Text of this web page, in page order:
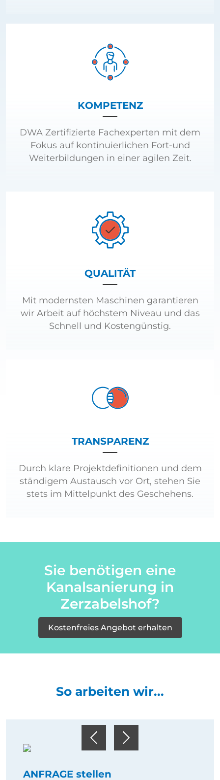
PreviousNext
KOMPETENZ
DWA Zertifizierte Fachexperten mit dem
Fokus auf kontinuierlichen Fort-und
Weiterbildungen in einer agilen Zeit.
QUALITÄT
Mit modernsten Maschinen garantieren
wir Arbeit auf höchstem Niveau und das
Schnell und Kostengünstig.
TRANSPARENZ
Durch klare Projektdefinitionen und dem
ständigem Austausch vor Ort, stehen Sie
stets im Mittelpunkt des Geschehens.
Sie benötigen eine
Kanalsanierung in
Zerzabelshof?
Kostenfreies Angebot erhalten
So arbeiten wir...
ANFRAGE stellen